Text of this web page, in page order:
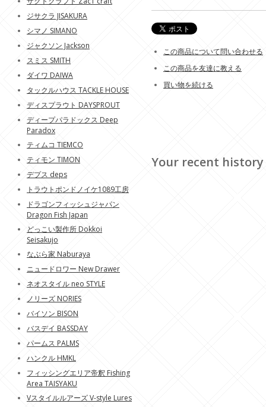
この商品について問い合わせる
この商品を友達に教える
買い物を続ける
Your recent history
ジサクラ JISAKURA
シマノ SIMANO
ジャクソン Jackson
スミス SMITH
ダイワ DAIWA
タックルハウス TACKLE HOUSE
ディスプラウト DAYSPROUT
ディープパラドックス Deep
Paradox
ティムコ TIEMCO
ティモン TIMON
デプス deps
トラウトポンドノイケ1089工房
ドラゴンフィッシュジャパン
Dragon Fish Japan
どっこい製作所 Dokkoi
Seisakujo
なぶら家 Naburaya
ニュードロワー New Drawer
ネオスタイル neo STYLE
ノリーズ NORIES
バイソン BISON
バスデイ BASSDAY
パームス PALMS
ハンクル HMKL
フィッシングエリア帝釈 Fishing
Area TAISYAKU
Vスタイルルアーズ V-style Lures